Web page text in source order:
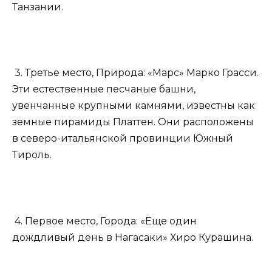
Танзании.
3. Третье место, Природа: «Марс» Марко Грасси.
Эти естественные песчаные башни,
увенчанные крупными камнями, известны как
земные пирамиды Платтен. Они расположены
в северо-итальянской провинции Южный
Тироль.
4. Первое место, Города: «Еще один
дождливый день в Нагасаки» Хиро Курашина.